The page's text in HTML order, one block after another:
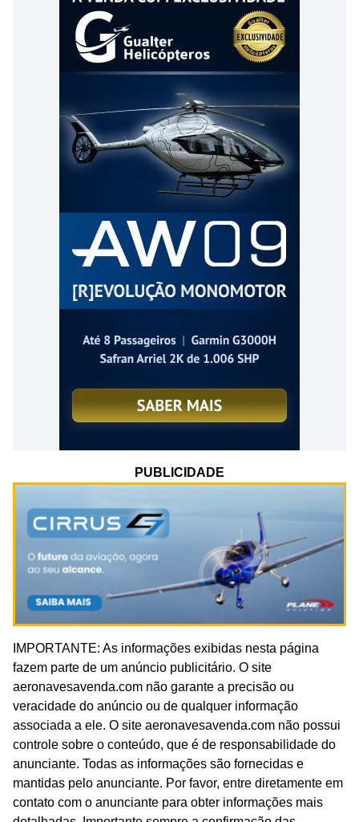
PUBLICIDADE
IMPORTANTE: As informações exibidas nesta página
fazem parte de um anúncio publicitário. O site
aeronavesavenda.com não garante a precisão ou
veracidade do anúncio ou de qualquer informação
associada a ele. O site aeronavesavenda.com não possui
controle sobre o conteúdo, que é de responsabilidade do
anunciante. Todas as informações são fornecidas e
mantidas pelo anunciante. Por favor, entre diretamente em
contato com o anunciante para obter informações mais